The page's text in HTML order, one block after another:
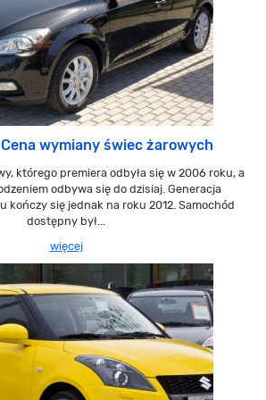
wymiany świec żarowych
którego premiera odbyła się w 2006 roku, a
odbywa się do dzisiaj. Generacja
kończy się jednak na roku 2012. Samochód
dostępny był...
więcej